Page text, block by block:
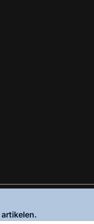
|Privacy instellingen